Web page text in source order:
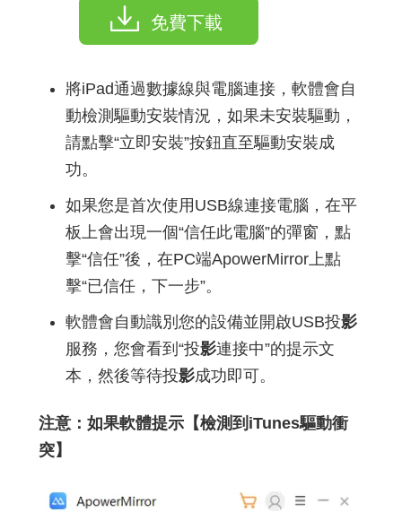
免費下載
將iPad通過數據線與電腦連接，軟體會自
動檢測驅動安裝情況，如果未安裝驅動，
請點擊“立即安裝”按鈕直至驅動安裝成
功。
如果您是首次使用USB線連接電腦，在平
板上會出現一個“信任此電腦”的彈窗，點
擊“信任”後，在PC端ApowerMirror上點
擊“已信任，下一步”。
軟體會自動識別您的設備並開啟USB投影
服務，您會看到“投影連接中”的提示文
本，然後等待投影成功即可。
注意：如果軟體提示【檢測到iTunes驅動衝
突】